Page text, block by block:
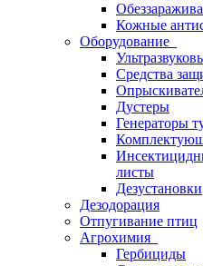
Кожные
Оборудование
Средства
Дустеры
Генераторы
листы
Дезустановки
Дезодорация
Отпугивание птиц
Агрохимия
Гербициды